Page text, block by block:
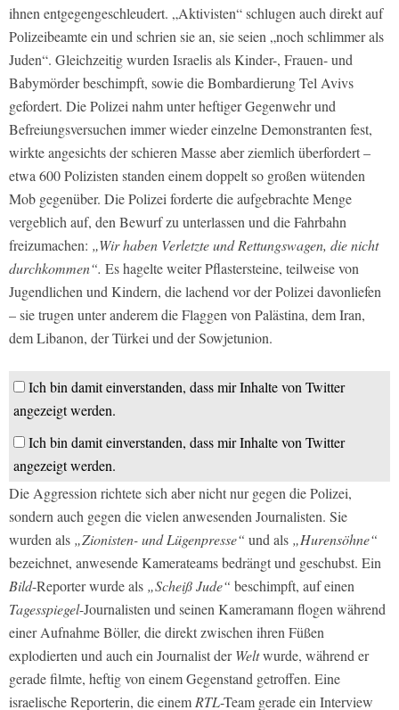
ihnen entgegengeschleudert. „Aktivisten“ schlugen auch direkt auf
Polizeibeamte ein und schrien sie an, sie seien „noch schlimmer als
Juden“. Gleichzeitig wurden Israelis als Kinder-, Frauen- und
Babymörder beschimpft, sowie die Bombardierung Tel Avivs
gefordert. Die Polizei nahm unter heftiger Gegenwehr und
Befreiungsversuchen immer wieder einzelne Demonstranten fest,
wirkte angesichts der schieren Masse aber ziemlich überfordert –
etwa 600 Polizisten standen einem doppelt so großen wütenden
Mob gegenüber. Die Polizei forderte die aufgebrachte Menge
vergeblich auf, den Bewurf zu unterlassen und die Fahrbahn
freizumachen: „Wir haben Verletzte und Rettungswagen, die nicht
durchkommen“. Es hagelte weiter Pflastersteine, teilweise von
Jugendlichen und Kindern, die lachend vor der Polizei davonliefen
– sie trugen unter anderem die Flaggen von Palästina, dem Iran,
dem Libanon, der Türkei und der Sowjetunion.
Ich bin damit einverstanden, dass mir Inhalte von Twitter
angezeigt werden.
Ich bin damit einverstanden, dass mir Inhalte von Twitter
angezeigt werden.
Die Aggression richtete sich aber nicht nur gegen die Polizei,
sondern auch gegen die vielen anwesenden Journalisten. Sie
wurden als „Zionisten- und Lügenpresse“ und als „Hurensöhne“
bezeichnet, anwesende Kamerateams bedrängt und geschubst. Ein
Bild-Reporter wurde als „Scheiß Jude“ beschimpft, auf einen
Tagesspiegel-Journalisten und seinen Kameramann flogen während
einer Aufnahme Böller, die direkt zwischen ihren Füßen
explodierten und auch ein Journalist derWeltwurde, während er
gerade filmte, heftig von einem Gegenstand getroffen. Eine
israelische Reporterin, die einem RTL-Team gerade ein Interview